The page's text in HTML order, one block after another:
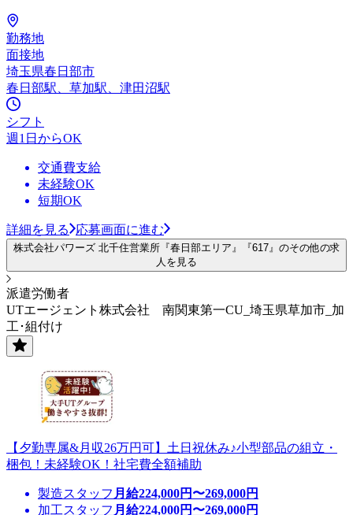
勤務地
面接地
埼玉県春日部市
春日部駅、草加駅、津田沼駅
シフト
週1日からOK
交通費支給
未経験OK
短期OK
詳細を見る 応募画面に進む
株式会社パワーズ 北千住営業所『春日部エリア』『617』のその他の求
人を見る
派遣労働者
UTエージェント株式会社 南関東第一CU_埼玉県草加市_加
工･組付け
【夕勤専属&月収26万円可】土日祝休み♪小型部品の組立・
梱包！未経験OK！社宅費全額補助
製造スタッフ 月給224,000円〜269,000円
加工スタッフ 月給224,000円〜269,000円